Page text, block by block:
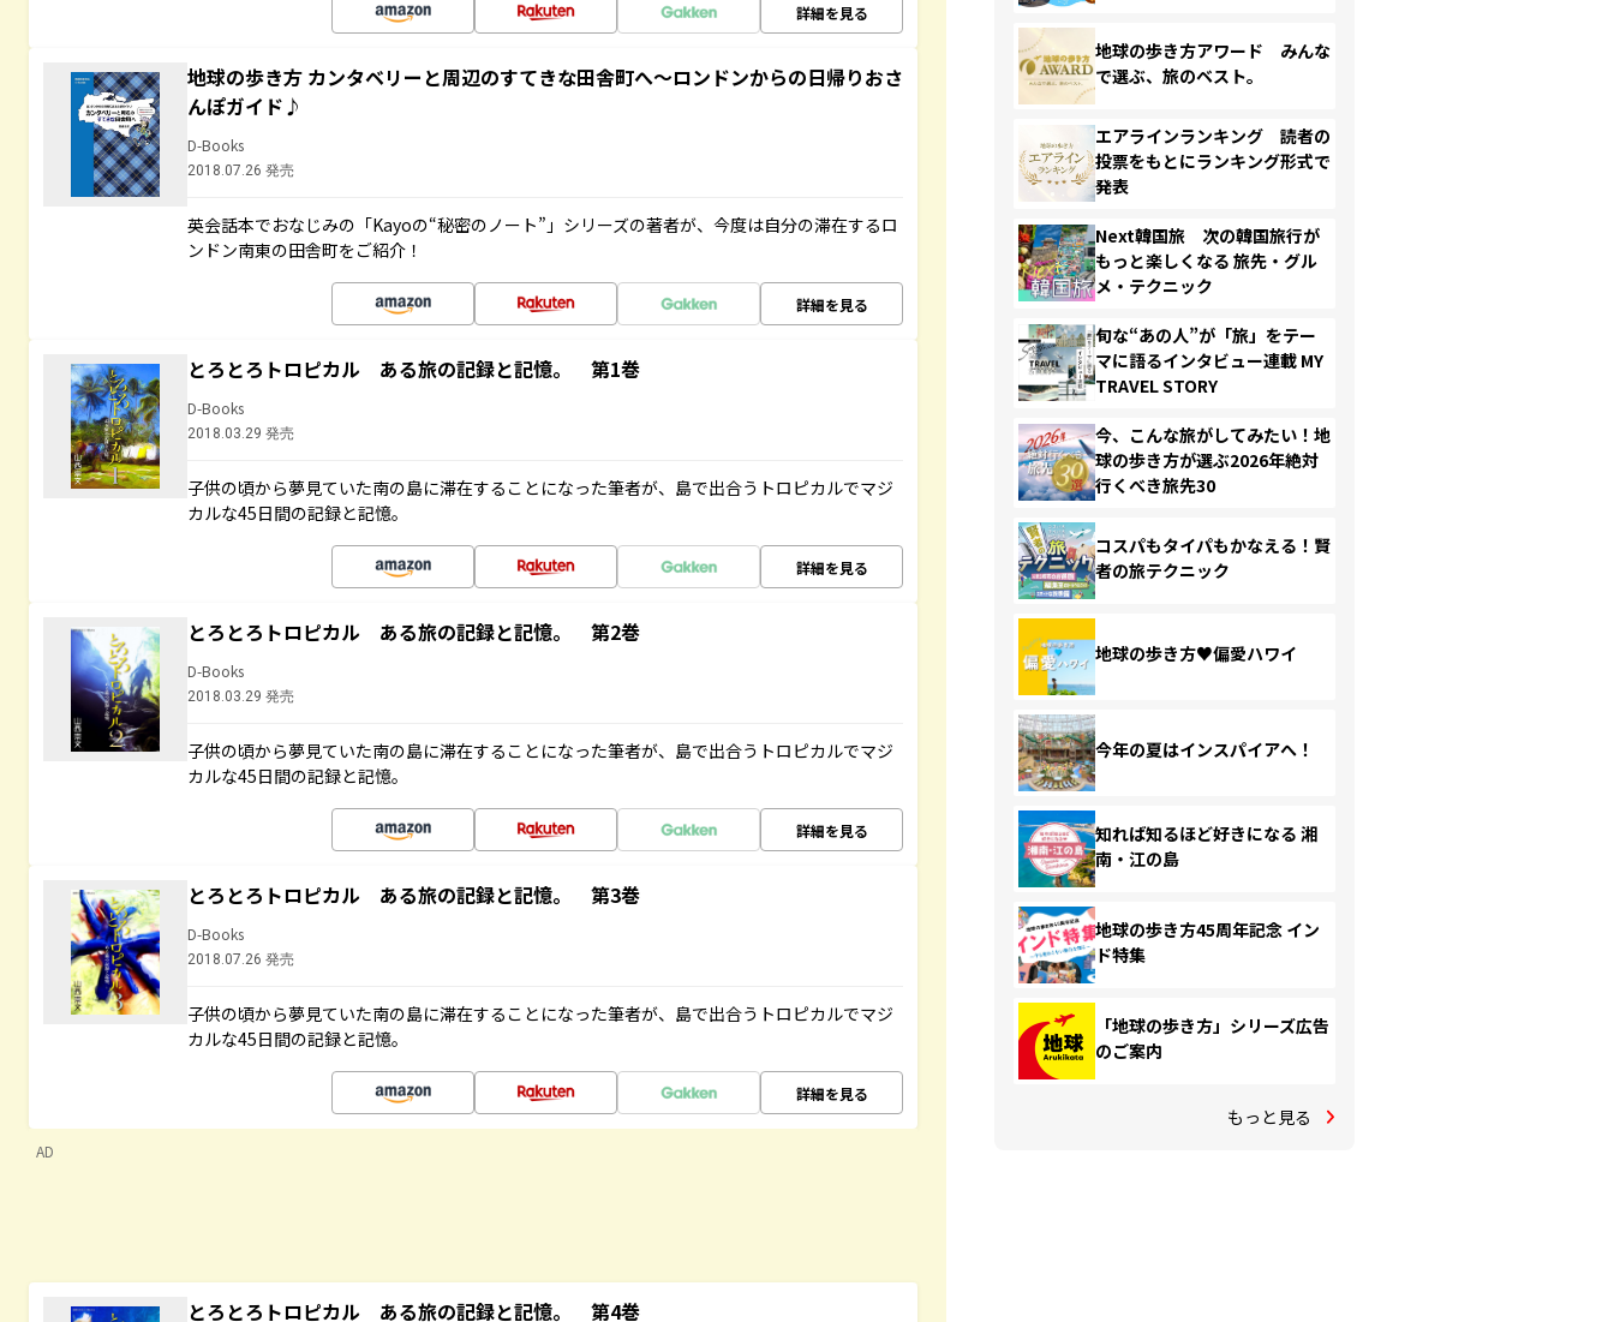
詳細を見る
地球の歩き方 カンタベリーと周辺のすてきな田舎町へ～ロンドンからの日帰りおさ
んぽガイド♪
D-Books
2018.07.26 発売
英会話本でおなじみの「Kayoの“秘密のノート”」シリーズの著者が、今度は自分の滞在するロ
ンドン南東の田舎町をご紹介！
詳細を見る
とろとろトロピカル ある旅の記録と記憶。 第1巻
D-Books
2018.03.29 発売
子供の頃から夢見ていた南の島に滞在することになった筆者が、島で出合うトロピカルでマジ
カルな45日間の記録と記憶。
詳細を見る
とろとろトロピカル ある旅の記録と記憶。 第2巻
D-Books
2018.03.29 発売
子供の頃から夢見ていた南の島に滞在することになった筆者が、島で出合うトロピカルでマジ
カルな45日間の記録と記憶。
詳細を見る
とろとろトロピカル ある旅の記録と記憶。 第3巻
D-Books
2018.07.26 発売
子供の頃から夢見ていた南の島に滞在することになった筆者が、島で出合うトロピカルでマジ
カルな45日間の記録と記憶。
詳細を見る
AD
とろとろトロピカル ある旅の記録と記憶。 第4巻
地球の歩き方アワード みんな
で選ぶ、旅のベスト。
エアラインランキング 読者の
投票をもとにランキング形式で
発表
Next韓国旅 次の韓国旅行が
もっと楽しくなる 旅先・グル
メ・テクニック
旬な“あの人”が「旅」をテー
マに語るインタビュー連載 MY
TRAVEL STORY
今、こんな旅がしてみたい！地
球の歩き方が選ぶ2026年絶対
行くべき旅先30
コスパもタイパもかなえる！賢
者の旅テクニック
地球の歩き方♥偏愛ハワイ
今年の夏はインスパイアへ！
知れば知るほど好きになる 湘
南・江の島
地球の歩き方45周年記念 イン
ド特集
「地球の歩き方」シリーズ広告
のご案内
もっと見る